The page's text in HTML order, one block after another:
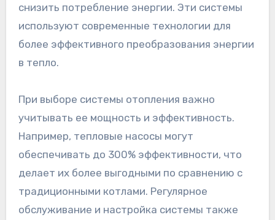
снизить потребление энергии. Эти системы
используют современные технологии для
более эффективного преобразования энергии
в тепло.
При выборе системы отопления важно
учитывать ее мощность и эффективность.
Например, тепловые насосы могут
обеспечивать до 300% эффективности, что
делает их более выгодными по сравнению с
традиционными котлами. Регулярное
обслуживание и настройка системы также